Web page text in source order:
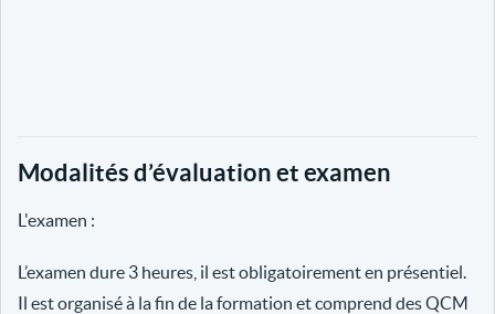
Modalités d’évaluation et examen
L'examen :
L’examen dure 3 heures, il est obligatoirement en présentiel.
Il est organisé à la fin de la formation et comprend des QCM